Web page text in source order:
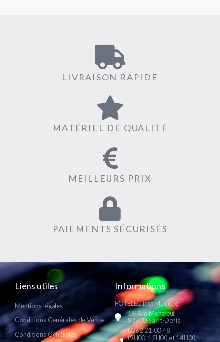
LIVRAISON RAPIDE
MATÉRIEL DE QUALITÉ
MEILLEURS PRIX
PAIEMENTS SÉCURISÉS
Liens utiles
Mentions légales
Conditions Générales de Vente
Conditions Générales
Informations
FOTELEC Inst Musique
16 Rue Montreuil
97400 Saint-Denis
0262 21 00 48
(9H00-12H00 et 14H00-